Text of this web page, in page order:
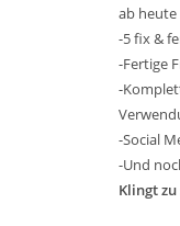
ab
-5 fix &
-Fertige
-
-Social
-Und
Klingt